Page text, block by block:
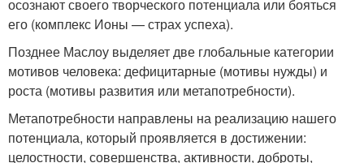
осознают своего творческого потенциала или бояться
его (комплекс Ионы — страх успеха).
Позднее Маслоу выделяет две глобальные категории
мотивов человека: дефицитарные (мотивы нужды) и
роста (мотивы развития или метапотребности).
Метапотребности направлены на реализацию нашего
потенциала, который проявляется в достижении:
целостности, совершенства, активности, доброты,